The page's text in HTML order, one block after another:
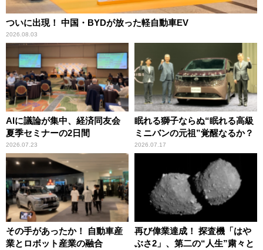
ついに出現！ 中国・BYDが放った軽自動車EV
2026.08.03
AIに議論が集中、経済同友会
夏季セミナーの2日間
2026.07.23
眠れる獅子ならぬ“眠れる高級
ミニバンの元祖”覚醒なるか？
2026.07.17
その手があったか！ 自動車産
業とロボット産業の融合
再び偉業達成！ 探査機「はや
ぶさ2」、第二の“人生”粛々と